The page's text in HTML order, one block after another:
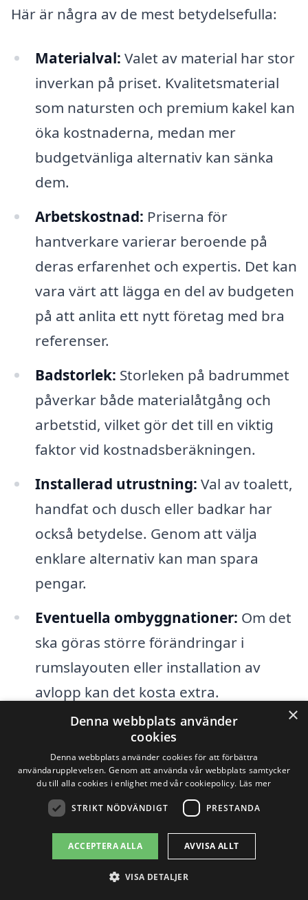
Här är några av de mest betydelsefulla:
Materialval: Valet av material har stor
inverkan på priset. Kvalitetsmaterial
som natursten och premium kakel kan
öka kostnaderna, medan mer
budgetvänliga alternativ kan sänka
dem.
Arbetskostnad: Priserna för
hantverkare varierar beroende på
deras erfarenhet och expertis. Det kan
vara värt att lägga en del av budgeten
på att anlita ett nytt företag med bra
referenser.
Badstorlek: Storleken på badrummet
påverkar både materialåtgång och
arbetstid, vilket gör det till en viktig
faktor vid kostnadsberäkningen.
Installerad utrustning: Val av toalett,
handfat och dusch eller badkar har
också betydelse. Genom att välja
enklare alternativ kan man spara
pengar.
Eventuella ombyggnationer: Om det
ska göras större förändringar i
rumslayouten eller installation av
avlopp kan det kosta extra.
En noggrann planering och budgetering
är avgörande för att hålla
renoveringsprojektet inom rimliga
kostnader. Genom att jämföra priser och
samla in erbjudanden från olika företag
kan du få en klarare bild av vad renovera
badrum i Söderhamn kommer att kosta.
×
Denna webbplats använder
cookies
Denna webbplats använder cookies för att förbättra
användarupplevelsen. Genom att använda vår webbplats samtycker
du till alla cookies i enlighet med vår cookiepolicy. Läs mer
STRIKT NÖDVÄNDIGT PRESTANDA
ACCEPTERA ALLA AVVISA ALLT
VISA DETALJER